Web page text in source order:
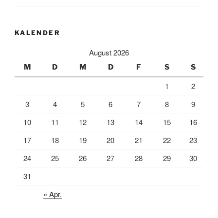
KALENDER
August 2026
M D M D F S S
1
2
3
4 5 6 7 8
9
10
11 12 13 14 15
16
17
18 19 20 21 22
23
24
25 26 27 28 29
30
31
« Apr.